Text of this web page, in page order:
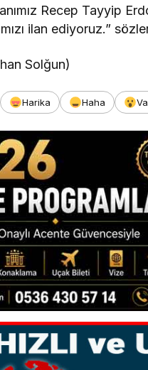
Recep Tayyip
ilan ediyoruz.”
Solğun)
Harika Haha